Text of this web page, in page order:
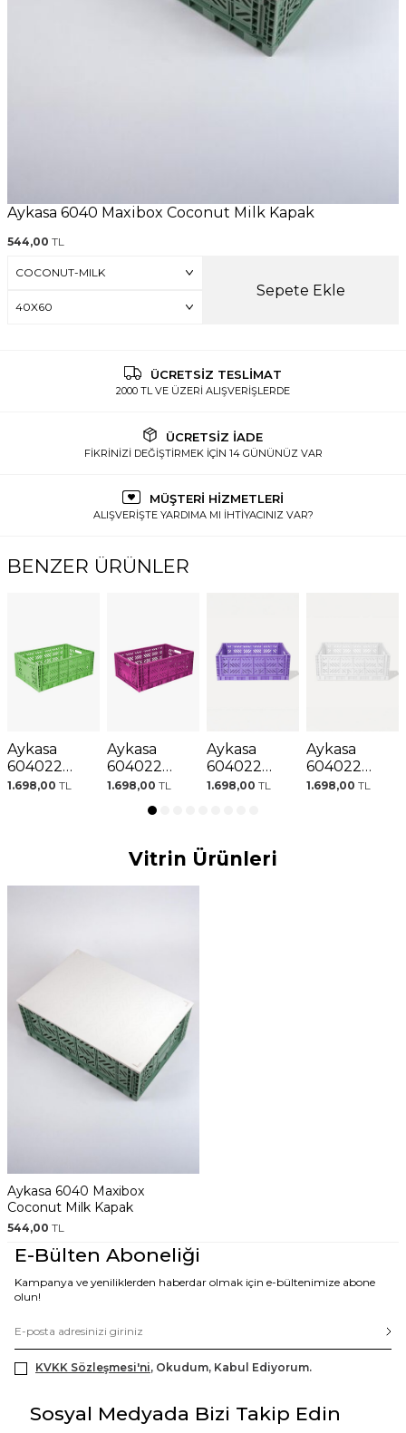
Aykasa 6040 Maxibox Coconut Milk Kapak
544,00 TL
Sepete Ekle
ÜCRETSİZ TESLİMAT
2000 TL VE ÜZERİ ALIŞVERİŞLERDE
ÜCRETSİZ İADE
FİKRİNİZİ DEĞİŞTİRMEK İÇİN 14 GÜNÜNÜZ VAR
MÜŞTERİ HİZMETLERİ
ALIŞVERİŞTE YARDIMA MI İHTİYACINIZ VAR?
BENZER ÜRÜNLER
Aykasa
604022
Maxibox
1.698,00 TL
Aykasa
604022
Maxibox
Katlanabilir
1.698,00 TL
Aykasa
604022
Maxibox
1.698,00 TL
Aykasa
604022
Maxibox
1.698,00 TL
Vitrin Ürünleri
Aykasa 6040 Maxibox
Coconut Milk Kapak
544,00 TL
E-Bülten Aboneliği
Kampanya ve yeniliklerden haberdar olmak için e-bültenimize abone
olun!
KVKK Sözleşmesi'ni, Okudum, Kabul Ediyorum.
Sosyal Medyada Bizi Takip Edin